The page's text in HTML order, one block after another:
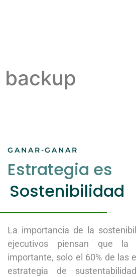
backup
GANAR-GANAR
Estrategia es
Sostenibilidad
La importancia de la
ejecutivos piensan que la
importante, solo el 60% de las
estrategia de